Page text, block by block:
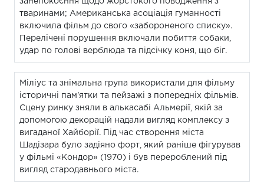
тваринами; Американська асоціація гуманності
включила фільм до свого «забороненого списку».
Перелічені порушення включали побиття собаки,
удар по голові верблюда та підсічку коня, що біг.
Міліус та знімальна група використали для фільму
історичні пам'ятки та пейзажі з попередніх фільмів.
Сцену ринку зняли в алькасабі Альмерії, якій за
допомогою декорацій надали вигляд комплексу з
вигаданої Хайборії. Під час створення міста
Шадізара було задіяно форт, який раніше фігурував
у фільмі «Кондор» (1970) і був перероблений під
вигляд стародавнього міста.